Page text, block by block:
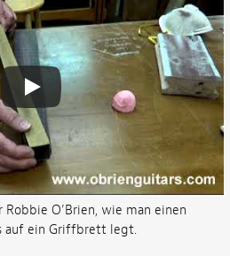
O’Brien, wie man einen
auf ein Griffbrett legt.